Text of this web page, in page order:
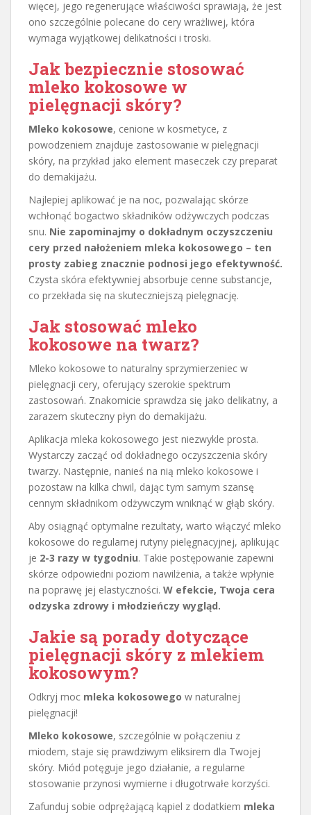
więcej, jego regenerujące właściwości sprawiają, że jest
ono szczególnie polecane do cery wrażliwej, która
wymaga wyjątkowej delikatności i troski.
Jak bezpiecznie stosować
mleko kokosowe w
pielęgnacji skóry?
Mleko kokosowe, cenione w kosmetyce, z
powodzeniem znajduje zastosowanie w pielęgnacji
skóry, na przykład jako element maseczek czy preparat
do demakijażu.
Najlepiej aplikować je na noc, pozwalając skórze
wchłonąć bogactwo składników odżywczych podczas
snu. Nie zapominajmy o dokładnym oczyszczeniu
cery przed nałożeniem mleka kokosowego – ten
prosty zabieg znacznie podnosi jego efektywność.
Czysta skóra efektywniej absorbuje cenne substancje,
co przekłada się na skuteczniejszą pielęgnację.
Jak stosować mleko
kokosowe na twarz?
Mleko kokosowe to naturalny sprzymierzeniec w
pielęgnacji cery, oferujący szerokie spektrum
zastosowań. Znakomicie sprawdza się jako delikatny, a
zarazem skuteczny płyn do demakijażu.
Aplikacja mleka kokosowego jest niezwykle prosta.
Wystarczy zacząć od dokładnego oczyszczenia skóry
twarzy. Następnie, nanieś na nią mleko kokosowe i
pozostaw na kilka chwil, dając tym samym szansę
cennym składnikom odżywczym wniknąć w głąb skóry.
Aby osiągnąć optymalne rezultaty, warto włączyć mleko
kokosowe do regularnej rutyny pielęgnacyjnej, aplikując
je 2-3 razy w tygodniu. Takie postępowanie zapewni
skórze odpowiedni poziom nawilżenia, a także wpłynie
na poprawę jej elastyczności. W efekcie, Twoja cera
odzyska zdrowy i młodzieńczy wygląd.
Jakie są porady dotyczące
pielęgnacji skóry z mlekiem
kokosowym?
Odkryj moc mleka kokosowego w naturalnej
pielęgnacji!
Mleko kokosowe, szczególnie w połączeniu z
miodem, staje się prawdziwym eliksirem dla Twojej
skóry. Miód potęguje jego działanie, a regularne
stosowanie przynosi wymierne i długotrwałe korzyści.
Zafunduj sobie odprężającą kąpiel z dodatkiem mleka